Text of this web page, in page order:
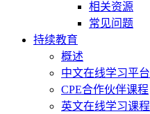
相关资源
常见问题
持续教育
概述
中文在线学习平台
CPE合作伙伴课程
英文在线学习课程